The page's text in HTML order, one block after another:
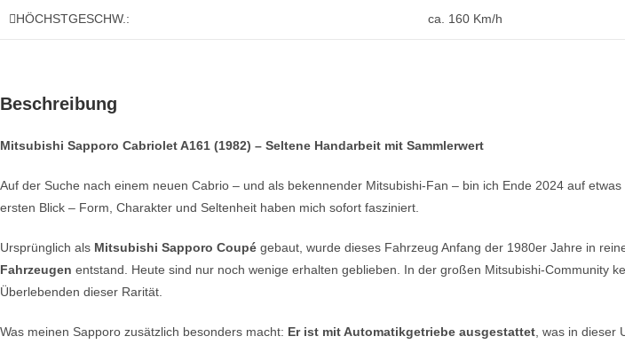
HÖCHSTGESCHW.: ca. 160 Km/h
Beschreibung
Mitsubishi Sapporo Cabriolet A161 (1982) – Seltene Handarbeit mit Sammlerwert
Auf der Suche nach einem neuen Cabrio – und als bekennender Mitsubishi-Fan – bin ich Ende 2024 auf
ersten Blick – Form, Charakter und Seltenheit haben mich sofort fasziniert.
Ursprünglich als Mitsubishi Sapporo Coupé gebaut, wurde dieses Fahrzeug Anfang der 1980er Jahre in
Fahrzeugen entstand. Heute sind nur noch wenige erhalten geblieben. In der großen Mitsubishi-Community
Überlebenden dieser Rarität.
Was meinen Sapporo zusätzlich besonders macht: Er ist mit Automatikgetriebe ausgestattet , was in dieser